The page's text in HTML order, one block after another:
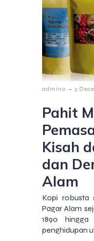
admin0 - 3
Pahit
Kisah
dan
Alam
Kopi robusta
Pagar Alam
1890
penghidupan